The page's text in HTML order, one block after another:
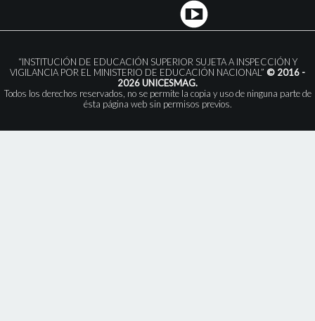
“INSTITUCIÓN DE EDUCACIÓN SUPERIOR SUJETA A INSPECCIÓN Y
VIGILANCIA POR EL MINISTERIO DE EDUCACIÓN NACIONAL” © 2016 -
2026 UNICESMAG.
Todos los derechos reservados, no se permite la copia y uso de ninguna parte de
ésta página web sin permisos previos.